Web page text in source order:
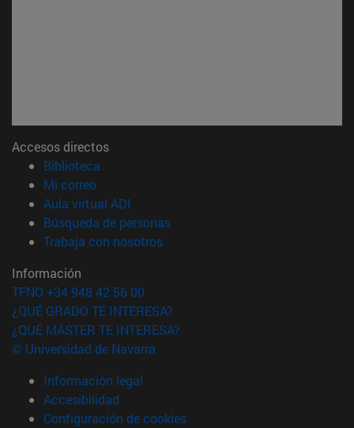
Accesos directos
Biblioteca
Mi correo(abre en nueva ventana)
Aula virtual ADI
Búsqueda de personas(abre en nueva ventana)
Trabaja con nosotros(abre en nueva ventana)
Información
TFNO +34 948 42 56 00
¿QUÉ GRADO TE INTERESA?
¿QUÉ MÁSTER TE INTERESA?
© Universidad de Navarra
Información legal
Accesibilidad
Configuración de cookies